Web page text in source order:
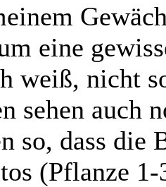
eine
weiß, nicht
sehen auch
so, dass die
(Pflanze